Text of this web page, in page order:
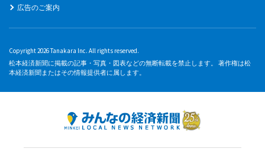
広告のご案内
Copyright 2026 Tanakara Inc. All rights reserved.
松本経済新聞に掲載の記事・写真・図表などの無断転載を禁止します。 著作権は松
本経済新聞またはその情報提供者に属します。